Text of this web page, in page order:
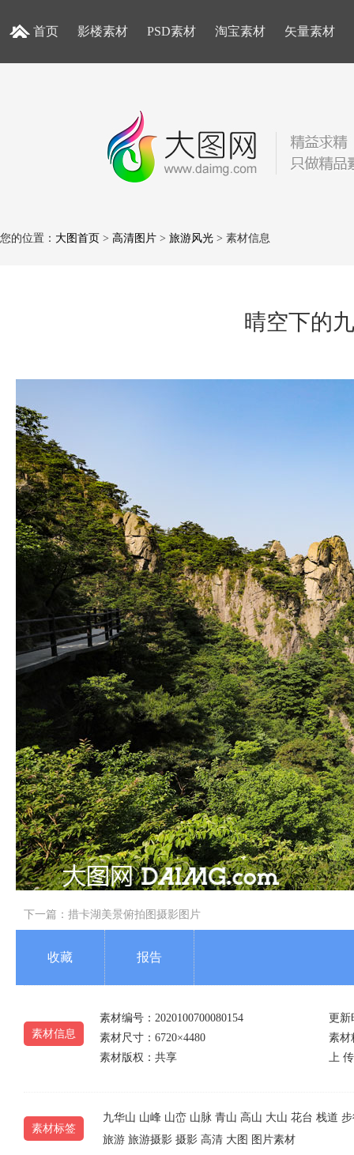
首页 影楼素材 PSD素材 淘宝素材 矢量素材
您的位置： 大图首页 > 高清图片 > 旅游风光 > 素材信息
晴空下的
下一篇： 措卡湖美景俯拍图摄影图片
收藏 报告
素材信息
素材编号：2020100700080154
更新
素材尺寸：6720×4480
素材
素材版权：共享
上
素材标签
九华山 山峰 山峦 山脉 青山 高山 大山 花台 栈道
旅游 旅游摄影 摄影 高清 大图 图片素材